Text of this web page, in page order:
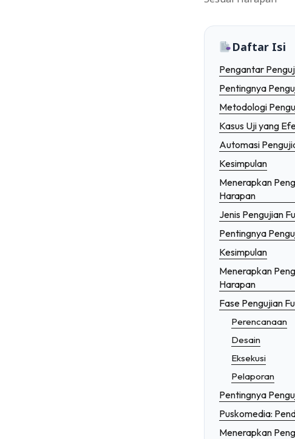
Memahami Kebutuhan Budaya dan Lokal pada
Penelitian di Posyantek: Meningkatkan
Daftar Isi
Pengantar
Pentingnya
Metodologi
Kasus Uji yang
Automasi
Kesimpulan
Menerapkan
Harapan
Jenis Pengujian
Pentingnya
Kesimpulan
Menerapkan
Harapan
Fase Pengujian
Perencanaan
Desain
Eksekusi
Pelaporan
Pentingnya
Puskomedia:
Menerapkan